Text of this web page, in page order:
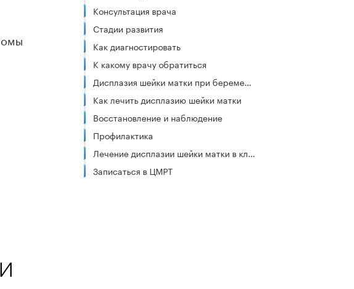
Консультация врача
Стадии развития
Как диагностировать
К какому врачу обратиться
Дисплазия шейки матки при беременности
Как лечить дисплазию шейки матки
Восстановление и наблюдение
Профилактика
Лечение дисплазии шейки матки в клиниках ЦМРТ
Записаться в ЦМРТ